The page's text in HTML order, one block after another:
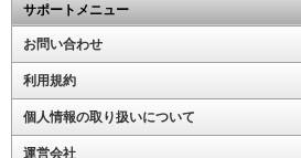
サポートメニュー
お問い合わせ
利用規約
個人情報の取り扱いについて
運営会社